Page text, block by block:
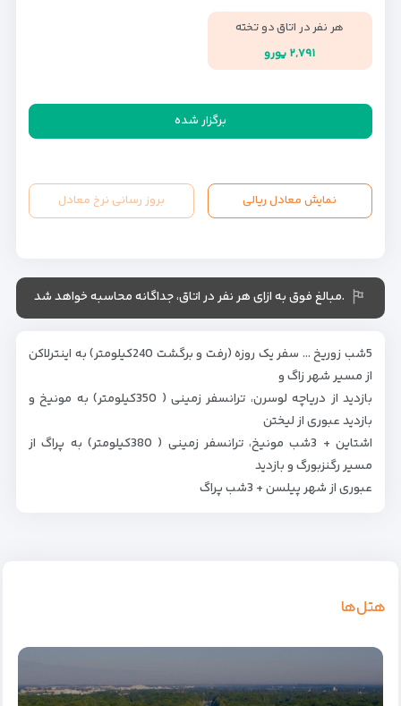
هر نفر در اتاق دو تخته
۲,۷۹۱ یورو
برگزار شده
نمایش معادل ریالی بروز رسانی نرخ معادل
.مبالغ فوق به ازای هر نفر در اتاق، جداگانه محاسبه خواهد شد
5شب زوریخ … سفر یک روزه (رفت و برگشت 240کیلومتر) به اینترلاکن
از مسیر شهر زاگ و
بازدید از دریاچه لوسرن، ترانسفر زمینی ( 350کیلومتر) به مونیخ و
بازدید عبوری از لیختن
اشتاین + 3شب مونیخ، ترانسفر زمینی ( 380کیلومتر) به پراگ از
مسیر رگنزبورگ و بازدید
عبوری از شهر پیلسن + 3شب پراگ
هتل‌ها